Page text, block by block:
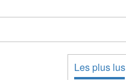
Les plus lus